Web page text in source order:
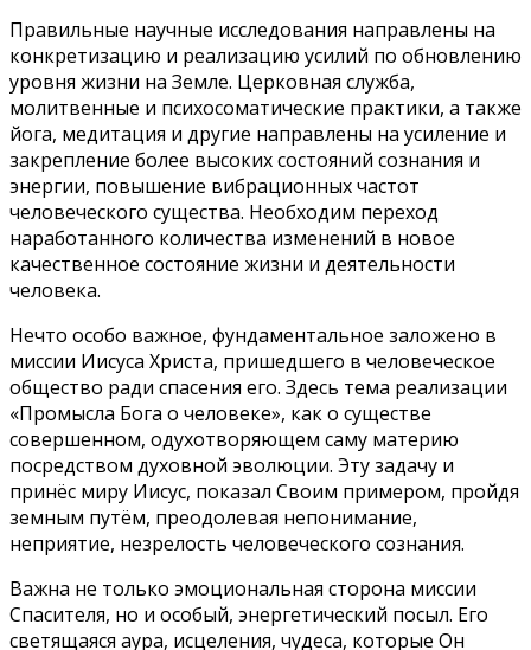
Правильные научные исследования направлены на
конкретизацию и реализацию усилий по обновлению
уровня жизни на Земле. Церковная служба,
молитвенные и психосоматические практики, а также
йога, медитация и другие направлены на усиление и
закрепление более высоких состояний сознания и
энергии, повышение вибрационных частот
человеческого существа. Необходим переход
наработанного количества изменений в новое
качественное состояние жизни и деятельности
человека.
Нечто особо важное, фундаментальное заложено в
миссии Иисуса Христа, пришедшего в человеческое
общество ради спасения его. Здесь тема реализации
«Промысла Бога о человеке», как о существе
совершенном, одухотворяющем саму материю
посредством духовной эволюции. Эту задачу и
принёс миру Иисус, показал Своим примером, пройдя
земным путём, преодолевая непонимание,
неприятие, незрелость человеческого сознания.
Важна не только эмоциональная сторона миссии
Спасителя, но и особый, энергетический посыл. Его
светящаяся аура, исцеления, чудеса, которые Он